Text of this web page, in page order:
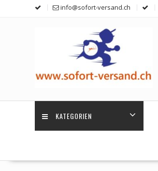
info@sofort-versand.ch
KATEGORIEN